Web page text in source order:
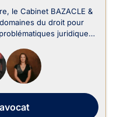
le Cabinet BAZACLE &
du droit pour
juridiques
Affaires, Droit des